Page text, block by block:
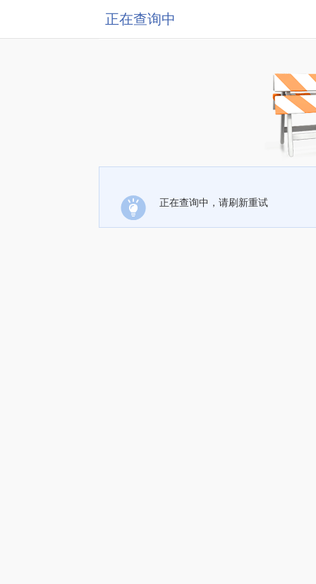
正在查询中
正在查询中，请刷新重试